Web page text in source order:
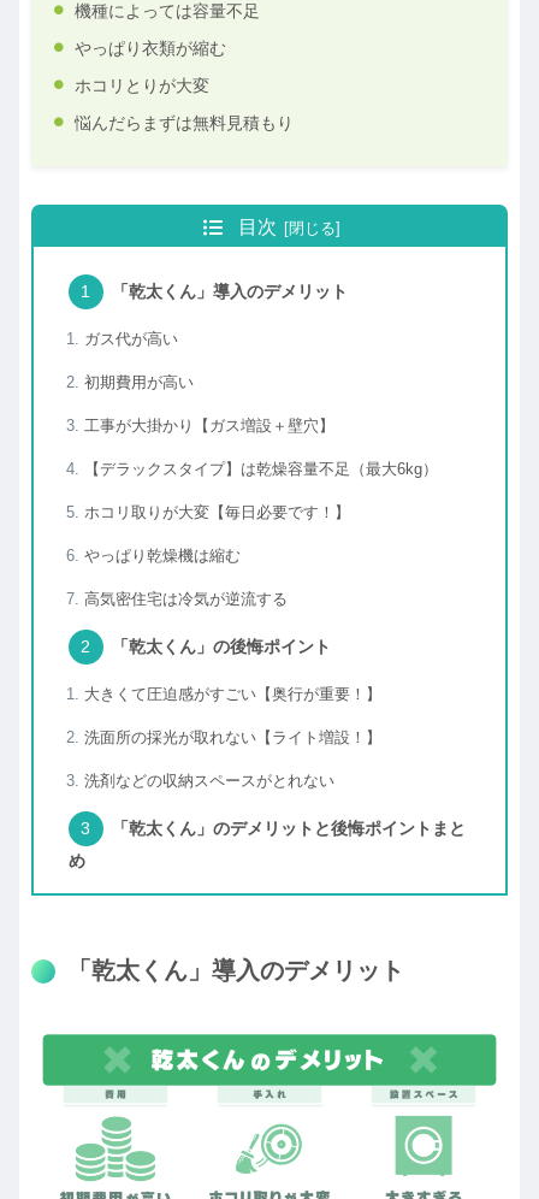
機種によっては容量不足
やっぱり衣類が縮む
ホコリとりが大変
悩んだらまずは無料見積もり
目次
「乾太くん」導入のデメリット
ガス代が高い
初期費用が高い
工事が大掛かり【ガス増設＋壁穴】
【デラックスタイプ】は乾燥容量不足（最大6kg）
ホコリ取りが大変【毎日必要です！】
やっぱり乾燥機は縮む
高気密住宅は冷気が逆流する
「乾太くん」の後悔ポイント
大きくて圧迫感がすごい【奥行が重要！】
洗面所の採光が取れない【ライト増設！】
洗剤などの収納スペースがとれない
「乾太くん」のデメリットと後悔ポイントまと
め
「乾太くん」導入のデメリット